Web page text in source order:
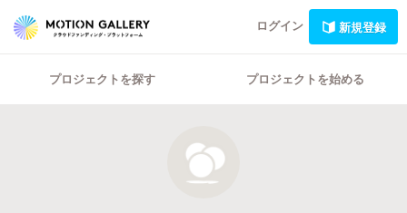
ログイン 新規登録
プロジェクトを探す プロジェクトを始める